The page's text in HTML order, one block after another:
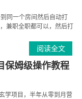
同一个房间然后自动打
兼职全职都可以，然后打
阅读全文
保姆级操作教程
学项目，半年从零到月营